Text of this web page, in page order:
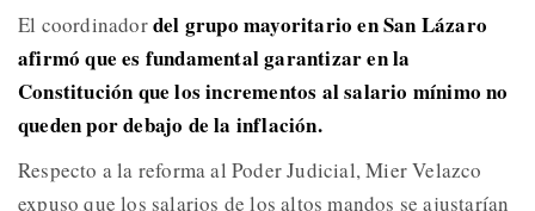
El coordinadordel grupo mayoritario en San Lázaro
afirmó que es fundamental garantizar en la
Constitución que los incrementos al salario mínimo no
queden por debajo de la inflación.
Respecto a la reforma al Poder Judicial, Mier Velazco
expuso que los salarios de los altos mandos se ajustarían